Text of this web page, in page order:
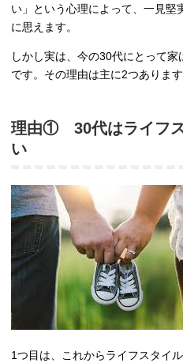
い」という心理によって、一見堅
に思えます。
しかし実は、今の30代にとって家
です。その理由は主に2つあります
理由① 30代はライフ
い
1つ目は、これからライフスタイ